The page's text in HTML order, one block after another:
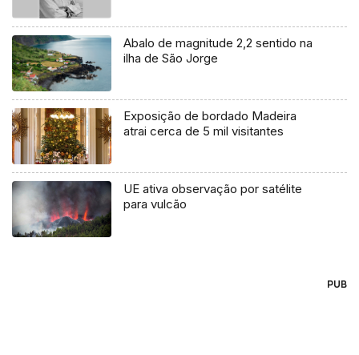
Abalo de magnitude 2,2 sentido na
ilha de São Jorge
Exposição de bordado Madeira
atrai cerca de 5 mil visitantes
UE ativa observação por satélite
para vulcão
PUB